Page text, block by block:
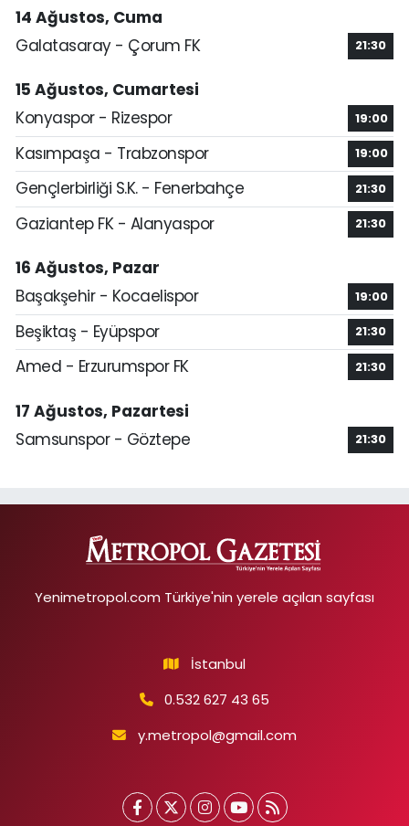
14 Ağustos, Cuma
Galatasaray - Çorum FK
21:30
15 Ağustos, Cumartesi
Konyaspor - Rizespor
19:00
Kasımpaşa - Trabzonspor 19:00
Gençlerbirliği S.K. - Fenerbahçe 21:30
Gaziantep FK - Alanyaspor 21:30
16 Ağustos, Pazar
Başakşehir - Kocaelispor
19:00
Beşiktaş - Eyüpspor 21:30
Amed - Erzurumspor FK 21:30
17 Ağustos, Pazartesi
Samsunspor - Göztepe
21:30
Yenimetropol.com Türkiye'nin yerele açılan sayfası
İstanbul
0.532 627 43 65
y.metropol@gmail.com